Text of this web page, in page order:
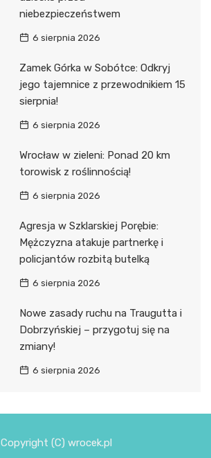
niebezpieczeństwem
6 sierpnia 2026
Zamek Górka w Sobótce: Odkryj
jego tajemnice z przewodnikiem 15
sierpnia!
6 sierpnia 2026
Wrocław w zieleni: Ponad 20 km
torowisk z roślinnością!
6 sierpnia 2026
Agresja w Szklarskiej Porębie:
Mężczyzna atakuje partnerkę i
policjantów rozbitą butelką
6 sierpnia 2026
Nowe zasady ruchu na Traugutta i
Dobrzyńskiej – przygotuj się na
zmiany!
6 sierpnia 2026
Copyright (C) wrocek.pl